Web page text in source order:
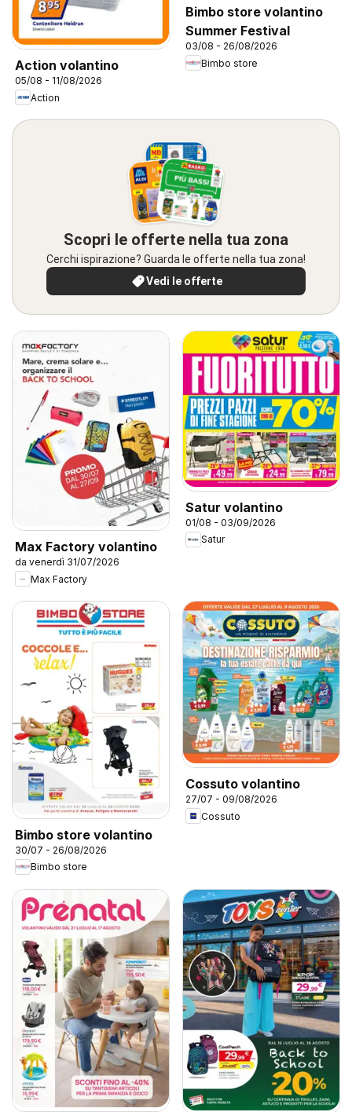
Action volantino
05/08 - 11/08/2026
Action
Bimbo store volantino
Summer Festival
03/08 - 26/08/2026
Bimbo store
Scopri le offerte nella tua zona
Cerchi ispirazione? Guarda le offerte nella tua zona!
Vedi le offerte
Max Factory volantino
da venerdì 31/07/2026
Max Factory
Satur volantino
01/08 - 03/09/2026
Satur
Bimbo store volantino
30/07 - 26/08/2026
Bimbo store
Cossuto volantino
27/07 - 09/08/2026
Cossuto